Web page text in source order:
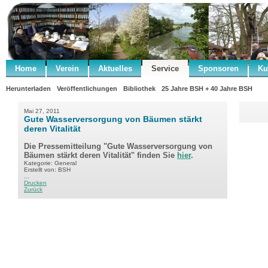
Home Verein Aktuelles Service Sponsoren
Herunterladen Veröffentlichungen Bibliothek 25 Jahre BSH + 40 Jahre BSH
Mai 27, 2011
Gute Wasserversorgung von Bäumen stärkt
deren Vitalität
Die Pressemitteilung "Gute Wasserversorgung von
Bäumen stärkt deren Vitalität" finden Sie hier.
Kategorie: General
Erstellt von: BSH
Drucken
Zurück